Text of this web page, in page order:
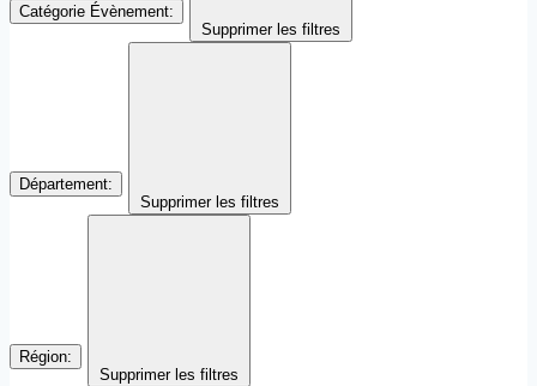
Catégorie Évènement:
Supprimer les filtres
Département:
Supprimer les filtres
Région:
Supprimer les filtres